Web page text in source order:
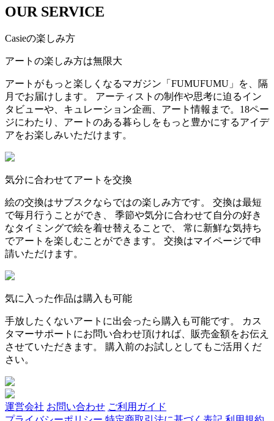
OUR SERVICE
Casieの楽しみ方
アートの楽しみ方は無限大
アートがもっと楽しくなるマガジン「FUMUFUMU」を、隔
月でお届けします。 アーティストの制作や思考に迫るイン
タビューや、キュレーション企画、アート情報まで。18ペー
ジにわたり、アートのある暮らしをもっと豊かにするアイデ
アをお楽しみいただけます。
気分に合わせてアートを交換
絵の交換はサブスクならではの楽しみ方です。 交換は最短
で毎月行うことができ、 季節や気分に合わせて自分の好き
なタイミングで絵を着せ替えることで、 常に新鮮な気持ち
でアートを楽しむことができます。 交換はマイページで申
請いただけます。
気に入った作品は購入も可能
手放したくないアートに出会ったら購入も可能です。 カス
タマーサポートにお問い合わせ頂ければ、販売金額をお伝え
させていただきます。 購入前のお試しとしてもご活用くだ
さい。
運営会社 お問い合わせ ご利用ガイド